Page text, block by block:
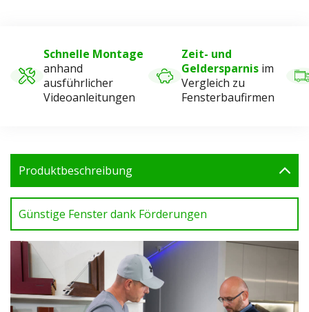
Schnelle Montage
anhand
ausführlicher
Videoanleitungen
Zeit- und
Geldersparnis im
Vergleich zu
Fensterbaufirmen
Produktbeschreibung
Günstige Fenster dank Förderungen